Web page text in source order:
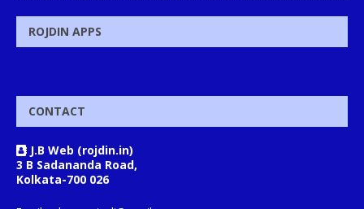
ROJDIN APPS
CONTACT
J.B Web (rojdin.in)
3 B Sadananda Road,
Kolkata-700 026